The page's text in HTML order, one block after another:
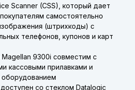
Scanner (CSS), который дает
самостоятельно
(штрихкоды) с
телефонов, купонов и карт
9300i совместим с
кассовыми прилавками и
оборудованием
со стеклом Datalogic